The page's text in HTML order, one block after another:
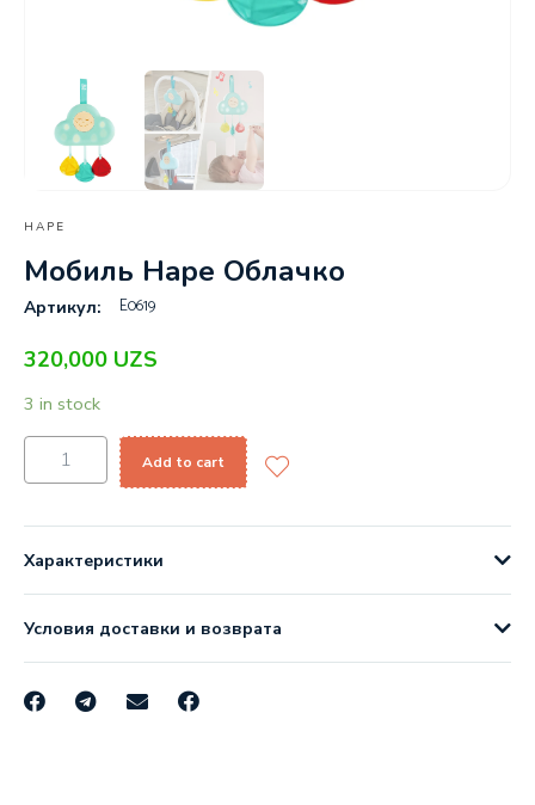
HAPE
Мобиль Hape Облачко
Артикул: E0619
320,000 UZS
3 in stock
Add to cart
Характеристики
Условия доставки и возврата